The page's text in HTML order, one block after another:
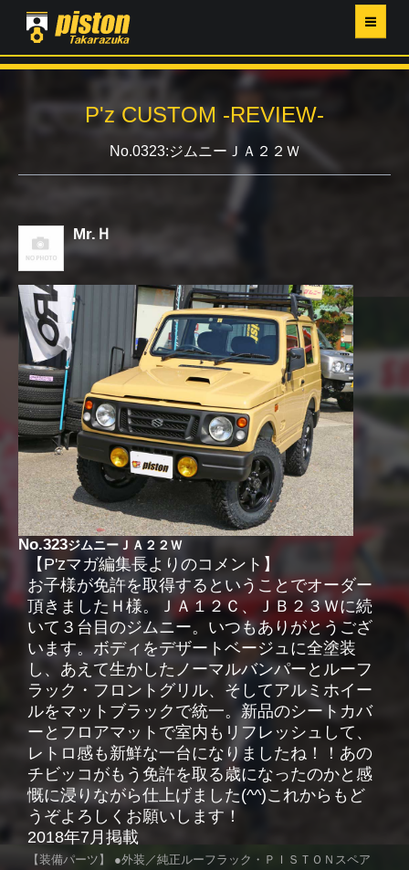
P'Z MAGAZINE
PISTON YAHOO店
店舗ご案内
P'z CUSTOM -REVIEW-
No.0323:ジムニーＪＡ２２Ｗ
Mr.Ｈ
No.323ジムニーＪＡ２２Ｗ
【P'zマガ編集長よりのコメント】
お子様が免許を取得するということでオーダー
頂きましたＨ様。ＪＡ１２Ｃ、ＪＢ２３Ｗに続
いて３台目のジムニー。いつもありがとうござ
います。ボディをデザートベージュに全塗装
し、あえて生かしたノーマルバンパーとルーフ
ラック・フロントグリル、そしてアルミホイー
ルをマットブラックで統一。新品のシートカバ
ーとフロアマットで室内もリフレッシュして、
レトロ感も新鮮な一台になりましたね！！あの
チビッコがもう免許を取る歳になったのかと感
慨に浸りながら仕上げました(^^)これからもど
うぞよろしくお願いします！
2018年7月掲載
【装備パーツ】 ●外装／純正ルーフラック・ＰＩＳＴＯＮスペア